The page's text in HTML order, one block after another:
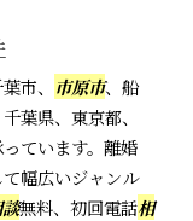
市、 市原市、船
葉県、東京都、
ています。離婚
幅広いジャンル
無料、初回電話相